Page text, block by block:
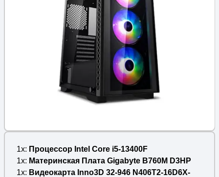
1x
Процессор Intel Core i5-13400F
1x
Материнская Плата Gigabyte B760M D3HP
1x
Видеокарта Inno3D 32-946 N406T2-16D6X-